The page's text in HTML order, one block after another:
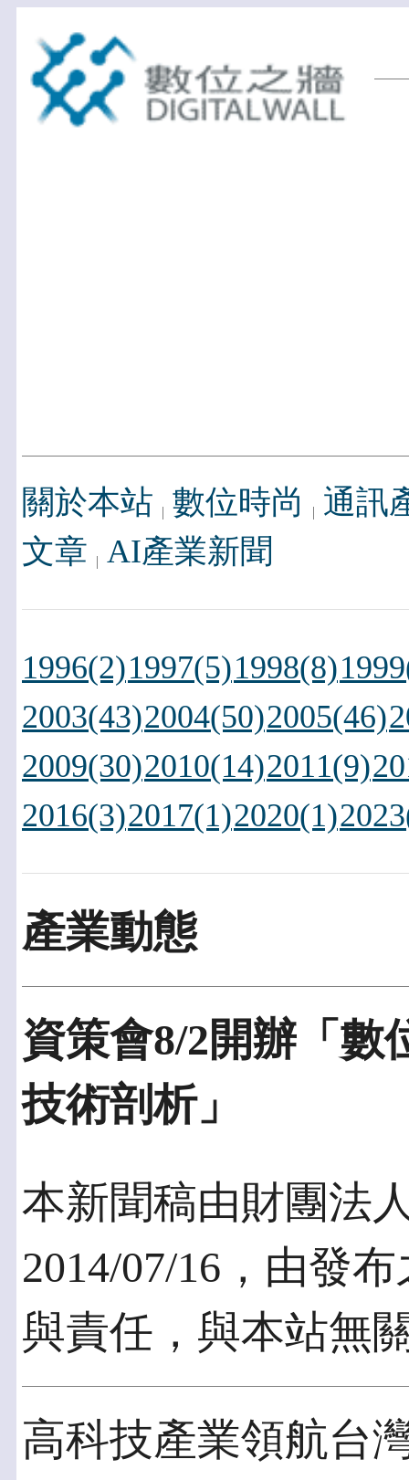
關於本站 數位時尚
通訊
文章 AI產業新聞
1996(2)1997(5)1998(8)
2003(43)2004(50)2005(46)
2009(30)2010(14)2011(9)
2016(3)2017(1)2020(1)
產業動態
資策會8/2開辦「數
技術剖析」
本新聞稿由財團法
2014/07/16，由發
與責任，與本站無
高科技產業領航台